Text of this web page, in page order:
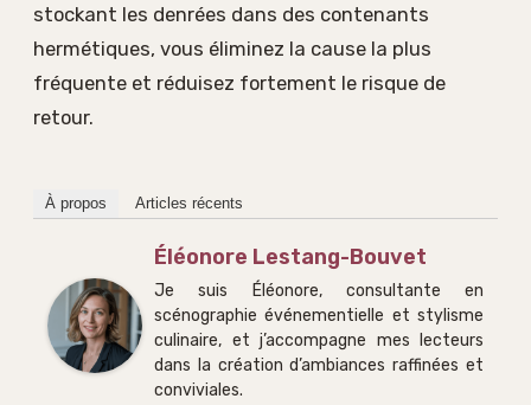
stockant les denrées dans des contenants
hermétiques, vous éliminez la cause la plus
fréquente et réduisez fortement le risque de
retour.
À propos Articles récents
Éléonore Lestang-Bouvet
Je suis Éléonore, consultante en
scénographie événementielle et stylisme
culinaire, et j’accompagne mes lecteurs
dans la création d’ambiances raffinées et
conviviales.